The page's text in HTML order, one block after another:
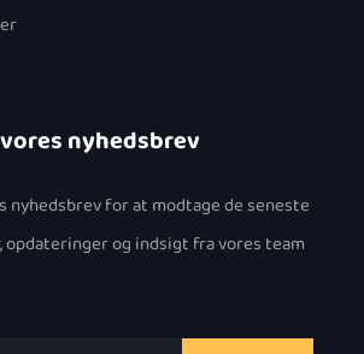
nyhedsbrev
nyhedsbrev for at modtage de seneste
opdateringer og indsigt fra vores team